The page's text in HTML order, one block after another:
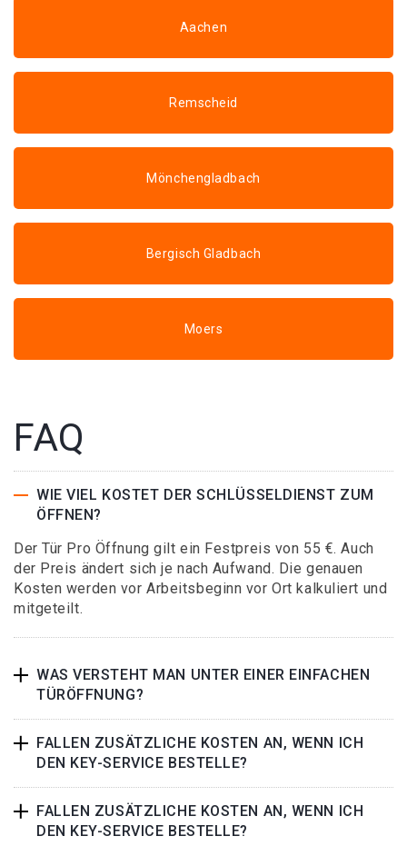
Aachen
Remscheid
Mönchengladbach
Bergisch Gladbach
Moers
FAQ
WIE VIEL KOSTET DER SCHLÜSSELDIENST ZUM
ÖFFNEN?
Der Tür Pro Öffnung gilt ein Festpreis von 55 €. Auch
der Preis ändert sich je nach Aufwand. Die genauen
Kosten werden vor Arbeitsbeginn vor Ort kalkuliert und
mitgeteilt.
WAS VERSTEHT MAN UNTER EINER EINFACHEN
TÜRÖFFNUNG?
FALLEN ZUSÄTZLICHE KOSTEN AN, WENN ICH
DEN KEY-SERVICE BESTELLE?
FALLEN ZUSÄTZLICHE KOSTEN AN, WENN ICH
DEN KEY-SERVICE BESTELLE?